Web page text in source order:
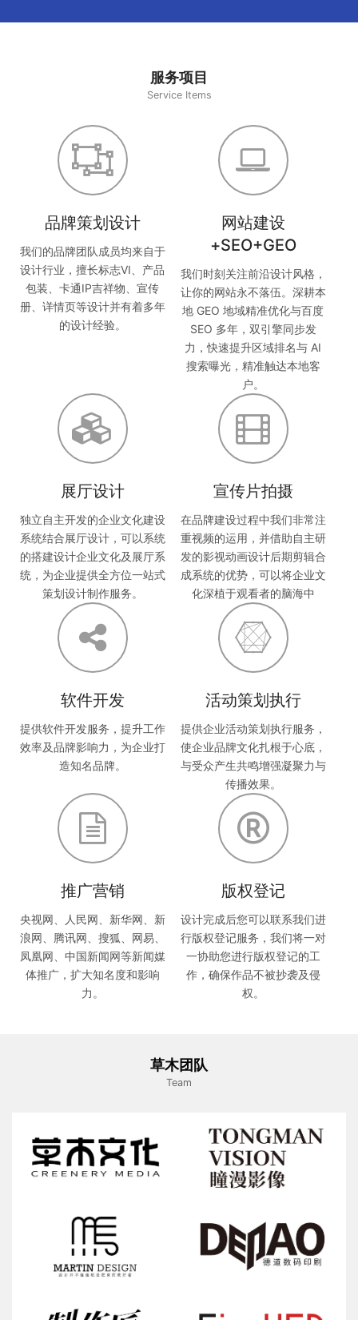
服务项目
Service Items
品牌策划设计
我们的品牌团队成员均来自于
设计行业，擅长标志VI、产品
包装、卡通IP吉祥物、宣传
册、详情页等设计并有着多年
的设计经验。
网站建设
+SEO+GEO
我们时刻关注前沿设计风格，
让你的网站永不落伍。深耕本
地 GEO 地域精准优化与百度
SEO 多年，双引擎同步发
力，快速提升区域排名与 AI
搜索曝光，精准触达本地客
户。
展厅设计
独立自主开发的企业文化建设
系统结合展厅设计，可以系统
的搭建设计企业文化及展厅系
统，为企业提供全方位一站式
策划设计制作服务。
宣传片拍摄
在品牌建设过程中我们非常注
重视频的运用，并借助自主研
发的影视动画设计后期剪辑合
成系统的优势，可以将企业文
化深植于观看者的脑海中
软件开发
提供软件开发服务，提升工作
效率及品牌影响力，为企业打
造知名品牌。
活动策划执行
提供企业活动策划执行服务，
使企业品牌文化扎根于心底，
与受众产生共鸣增强凝聚力与
传播效果。
推广营销
央视网、人民网、新华网、新
浪网、腾讯网、搜狐、网易、
凤凰网、中国新闻网等新闻媒
体推广，扩大知名度和影响
力。
版权登记
设计完成后您可以联系我们进
行版权登记服务，我们将一对
一协助您进行版权登记的工
作，确保作品不被抄袭及侵
权。
草木团队
Team